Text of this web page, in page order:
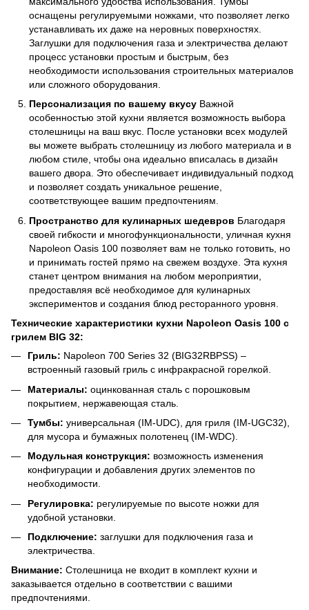
оснащены регулируемыми ножками, что позволяет легко
устанавливать их даже на неровных поверхностях.
Заглушки для подключения газа и электричества делают
процесс установки простым и быстрым, без
необходимости использования строительных материалов
или сложного оборудования.
Персонализация по вашему вкусу Важной
особенностью этой кухни является возможность выбора
столешницы на ваш вкус. После установки всех модулей
вы можете выбрать столешницу из любого материала и в
любом стиле, чтобы она идеально вписалась в дизайн
вашего двора. Это обеспечивает индивидуальный подход
и позволяет создать уникальное решение,
соответствующее вашим предпочтениям.
Пространство для кулинарных шедевров Благодаря
своей гибкости и многофункциональности, уличная кухня
Napoleon Oasis 100 позволяет вам не только готовить, но
и принимать гостей прямо на свежем воздухе. Эта кухня
станет центром внимания на любом мероприятии,
предоставляя всё необходимое для кулинарных
экспериментов и создания блюд ресторанного уровня.
Технические характеристики кухни Napoleon Oasis 100 с
грилем BIG 32:
Гриль: Napoleon 700 Series 32 (BIG32RBPSS) –
встроенный газовый гриль с инфракрасной горелкой.
Материалы: оцинкованная сталь с порошковым
покрытием, нержавеющая сталь.
Тумбы: универсальная (IM-UDC), для гриля (IM-UGC32),
для мусора и бумажных полотенец (IM-WDC).
Модульная конструкция: возможность изменения
конфигурации и добавления других элементов по
необходимости.
Регулировка: регулируемые по высоте ножки для
удобной установки.
Подключение: заглушки для подключения газа и
электричества.
Внимание: Столешница не входит в комплект кухни и
заказывается отдельно в соответствии с вашими
предпочтениями.